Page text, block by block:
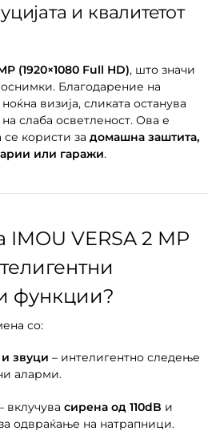
и квалитетот
(1920×1080 Full HD), што значи
Благодарение на
визија, сликата останува
слаба осветленост. Ова е
се користи за домашна заштита,
или гаражи.
VERSA 2 MP
функции?
со:
и звуци – интелигентно следење
аларми.
вклучува сирена од 110dB и
одвраќање на натрапници.